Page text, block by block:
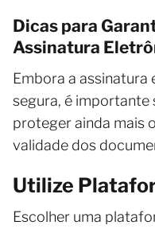
Dicas para
Assinatura
Embora a assinatura
segura, é importante
proteger ainda mais
validade dos
Utilize
Escolher uma